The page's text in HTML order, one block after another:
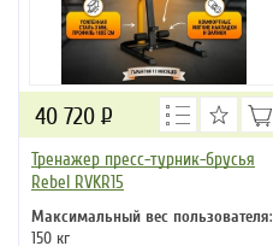
Тренажер пресс-турник-брусья
Rebel RVKR15
Максимальный вес пользователя:
150 кг
40 720 Р